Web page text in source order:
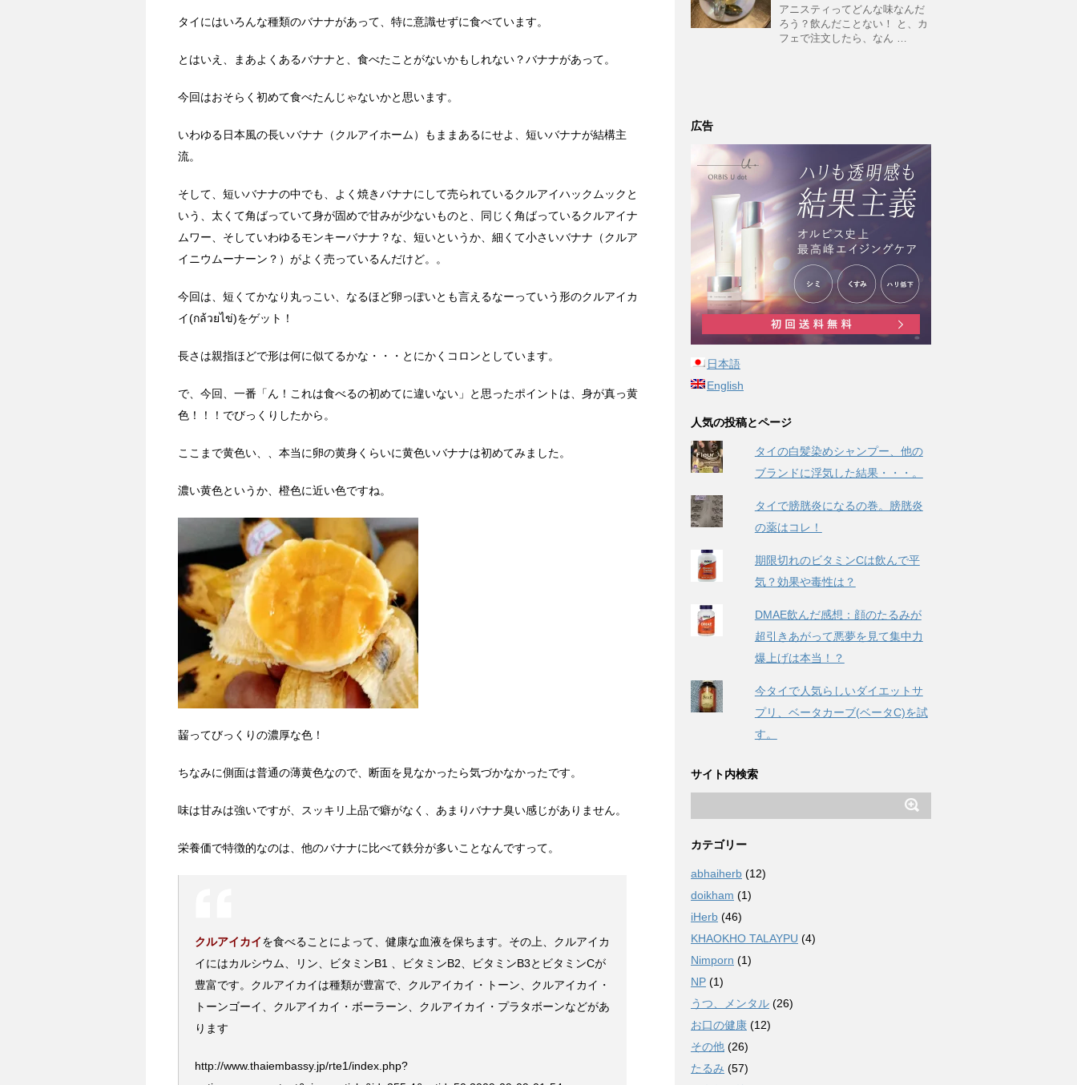
タイにはいろんな種類のバナナがあって、特に意識せずに食べています。
とはいえ、まあよくあるバナナと、食べたことがないかもしれない？バナナがあって。
今回はおそらく初めて食べたんじゃないかと思います。
いわゆる日本風の長いバナナ（クルアイホーム）もままあるにせよ、短いバナナが結構主
流。
そして、短いバナナの中でも、よく焼きバナナにして売られているクルアイハックムックと
いう、太くて角ばっていて身が固めで甘みが少ないものと、同じく角ばっているクルアイナ
ムワー、そしていわゆるモンキーバナナ？な、短いというか、細くて小さいバナナ（クルア
イニウムーナーン？）がよく売っているんだけど。。
今回は、短くてかなり丸っこい、なるほど卵っぽいとも言えるなーっていう形のクルアイカ
イ(กล้วยไข่)をゲット！
長さは親指ほどで形は何に似てるかな・・・とにかくコロンとしています。
で、今回、一番「ん！これは食べるの初めてに違いない」と思ったポイントは、身が真っ黄
色！！！でびっくりしたから。
ここまで黄色い、、本当に卵の黄身くらいに黄色いバナナは初めてみました。
濃い黄色というか、橙色に近い色ですね。
齧ってびっくりの濃厚な色！
ちなみに側面は普通の薄黄色なので、断面を見なかったら気づかなかったです。
味は甘みは強いですが、スッキリ上品で癖がなく、あまりバナナ臭い感じがありません。
栄養価で特徴的なのは、他のバナナに比べて鉄分が多いことなんですって。
クルアイカイを食べることによって、健康な血液を保ちます。その上、クルアイカ
イにはカルシウム、リン、ビタミンB1 、ビタミンB2、ビタミンB3とビタミンCが
豊富です。クルアイカイは種類が豊富で、クルアイカイ・トーン、クルアイカイ・
トーンゴーイ、クルアイカイ・ボーラーン、クルアイカイ・プラタボーンなどがあ
ります
http://www.thaiembassy.jp/rte1/index.php?
アニスティってどんな味なんだ
ろう？飲んだことない！ と、カ
フェで注文したら、なん …
広告
日本語
English
人気の投稿とページ
タイの白髪染めシャンプー、他の
ブランドに浮気した結果・・・。
タイで膀胱炎になるの巻。膀胱炎
の薬はコレ！
期限切れのビタミンCは飲んで平
気？効果や毒性は？
DMAE飲んだ感想：顔のたるみが
超引きあがって悪夢を見て集中力
爆上げは本当！？
今タイで人気らしいダイエットサ
プリ、ベータカーブ(ベータC)を試
す。
サイト内検索
カテゴリー
abhaiherb (12)
doikham (1)
iHerb (46)
KHAOKHO TALAYPU (4)
Nimporn (1)
NP (1)
うつ、メンタル (26)
お口の健康 (12)
その他 (26)
たるみ (57)